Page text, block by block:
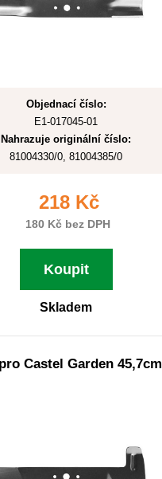
Objednací číslo:
E1-017045-01
Nahrazuje originální číslo:
81004330/0, 81004385/0
218 Kč
180 Kč bez DPH
Koupit
Skladem
Castel Garden 45,7cm